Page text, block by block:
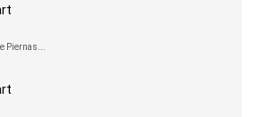
Piernas...